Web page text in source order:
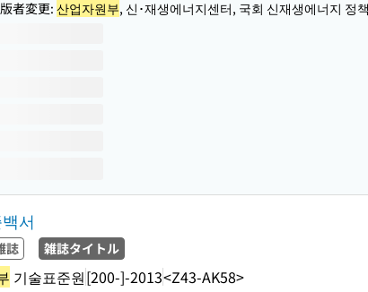
者変更: 산업자원부, 신･재생에너지센터, 국회 신재생에너지 정
巻号
서
誌 雑誌タイトル
기술표준원[200-]-2013<Z43-AK58>